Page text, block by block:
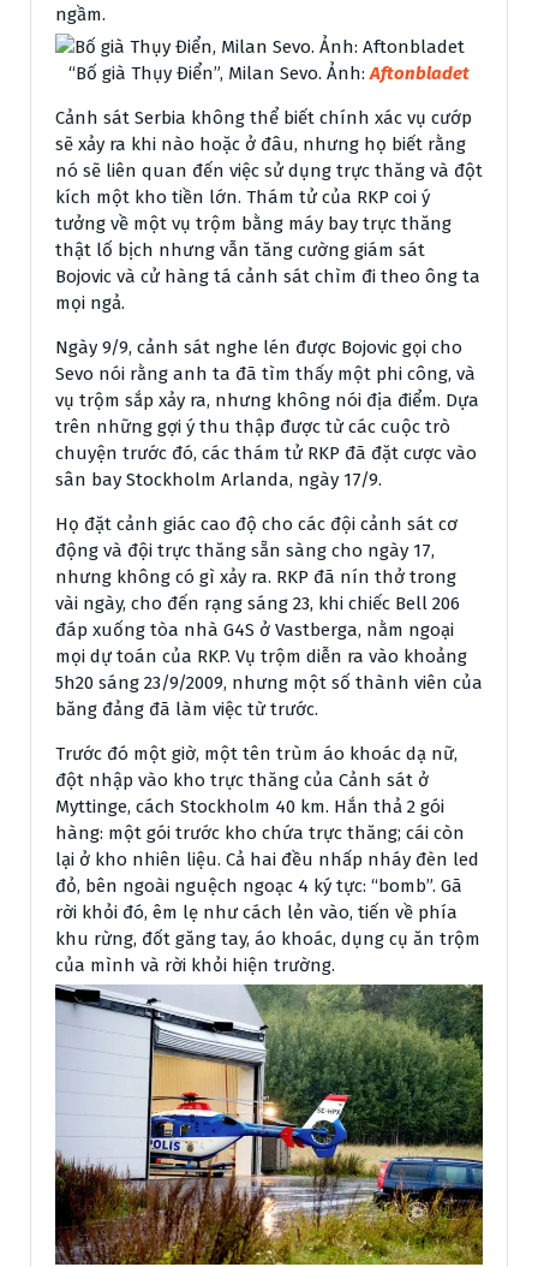
ngầm.
“Bố già Thụy Điển”, Milan Sevo. Ảnh:Aftonbladet
Cảnh sát Serbia không thể biết chính xác vụ cướp
sẽ xảy ra khi nào hoặc ở đâu, nhưng họ biết rằng
nó sẽ liên quan đến việc sử dụng trực thăng và đột
kích một kho tiền lớn. Thám tử của RKP coi ý
tưởng về một vụ trộm bằng máy bay trực thăng
thật lố bịch nhưng vẫn tăng cường giám sát
Bojovic và cử hàng tá cảnh sát chìm đi theo ông ta
mọi ngả.
Ngày 9/9, cảnh sát nghe lén được Bojovic gọi cho
Sevo nói rằng anh ta đã tìm thấy một phi công, và
vụ trộm sắp xảy ra, nhưng không nói địa điểm. Dựa
trên những gợi ý thu thập được từ các cuộc trò
chuyện trước đó, các thám tử RKP đã đặt cược vào
sân bay Stockholm Arlanda, ngày 17/9.
Họ đặt cảnh giác cao độ cho các đội cảnh sát cơ
động và đội trực thăng sẵn sàng cho ngày 17,
nhưng không có gì xảy ra. RKP đã nín thở trong
vài ngày, cho đến rạng sáng 23, khi chiếc Bell 206
đáp xuống tòa nhà G4S ở Vastberga, nằm ngoại
mọi dự toán của RKP. Vụ trộm diễn ra vào khoảng
5h20 sáng 23/9/2009, nhưng một số thành viên của
băng đảng đã làm việc từ trước.
Trước đó một giờ, một tên trùm áo khoác dạ nữ,
đột nhập vào kho trực thăng của Cảnh sát ở
Myttinge, cách Stockholm 40 km. Hắn thả 2 gói
hàng: một gói trước kho chứa trực thăng; cái còn
lại ở kho nhiên liệu. Cả hai đều nhấp nháy đèn led
đỏ, bên ngoài nguệch ngoạc 4 ký tực: “bomb”. Gã
rời khỏi đó, êm lẹ như cách lẻn vào, tiến về phía
khu rừng, đốt găng tay, áo khoác, dụng cụ ăn trộm
của mình và rời khỏi hiện trường.